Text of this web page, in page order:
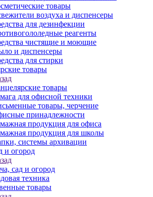
товары
воздуха и диспенсеры
для дезинфекции
реагенты
чистящие и моющие
и диспенсеры
для стирки
товары
товары
для офисной техники
товары, черчение
принадлежности
продукция для офиса
продукция для школы
системы архивации
и огород
сад и огород
техника
товары